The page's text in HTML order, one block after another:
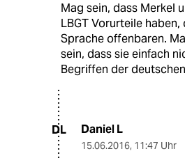
Mag sein, dass Merkel
LBGT Vorurteile
Sprache offenbaren.
sein, dass sie einfach
Begriffen der
DL Daniel L
15.06.2016, 11:47 Uhr